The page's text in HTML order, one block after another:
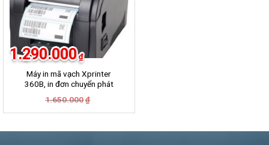
Máy in mã vạch Xprinter
360B, in đơn chuyển phát
VNpost, Best, J&T
1.650.000 ₫
là:
1.290.000 ₫
tại
1.290.000₫.